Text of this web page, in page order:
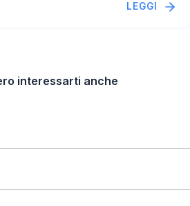
LEGGI
interessarti anche